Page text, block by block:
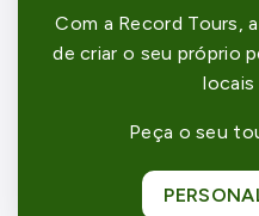
Com a Record Tours,
de criar o seu próprio
locais
Peça o seu